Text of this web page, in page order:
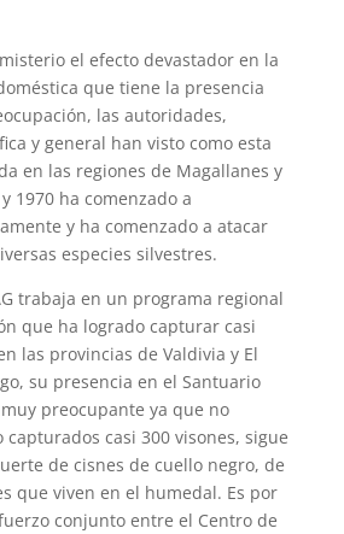
el efecto devastador en la
que tiene la presencia
las autoridades,
y general han visto como esta
en las regiones de Magallanes y
1970 ha comenzado a
y ha comenzado a atacar
especies silvestres.
trabaja en un programa regional
que ha logrado capturar casi
las provincias de Valdivia y El
su presencia en el Santuario
preocupante ya que no
casi 300 visones, sigue
de cisnes de cuello negro, de
que viven en el humedal. Es por
conjunto entre el Centro de